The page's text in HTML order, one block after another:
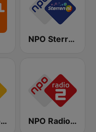
NPO Sterren
NPO Radio 5 NPO Radio 2